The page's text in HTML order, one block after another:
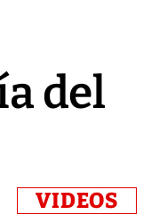
del
VIDEOS